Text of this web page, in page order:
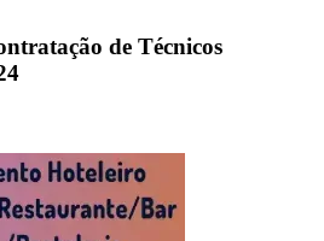
de Técnicos